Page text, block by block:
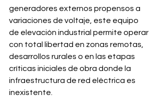
generadores externos propensos a
variaciones de voltaje, este equipo
de elevación industrial permite operar
con total libertad en zonas remotas,
desarrollos rurales o en las etapas
críticas iniciales de obra donde la
infraestructura de red eléctrica es
inexistente.